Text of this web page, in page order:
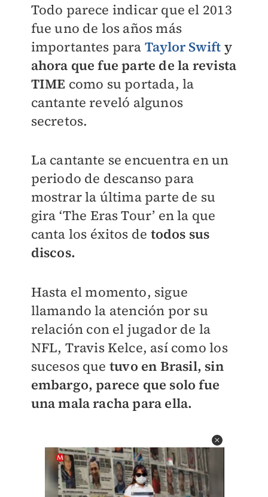
Todo parece indicar que el 2013
fue uno de los años más
importantes para Taylor Swift y
ahora que fue parte de la revista
TIME como su portada, la
cantante reveló algunos
secretos.
La cantante se encuentra en un
periodo de descanso para
mostrar la última parte de su
gira ‘The Eras Tour’ en la que
canta los éxitos de todos sus
discos.
Hasta el momento, sigue
llamando la atención por su
relación con el jugador de la
NFL, Travis Kelce, así como los
sucesos que tuvo en Brasil, sin
embargo, parece que solo fue
una mala racha para ella.